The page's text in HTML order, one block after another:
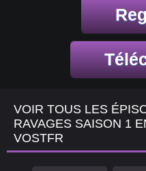
VOIR TOUS LES
RAVAGES SAISON 1
VOSTFR